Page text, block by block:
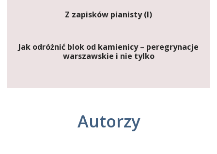
Z zapisków pianisty (I)
Jak odróżnić blok od kamienicy – peregrynacje
warszawskie i nie tylko
Autorzy